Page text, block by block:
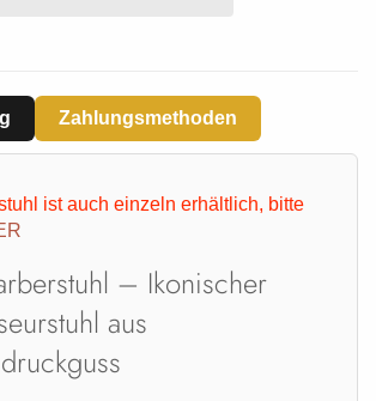
Zahlungsmethoden
ist auch einzeln erhältlich, bitte
– Ikonischer
aus